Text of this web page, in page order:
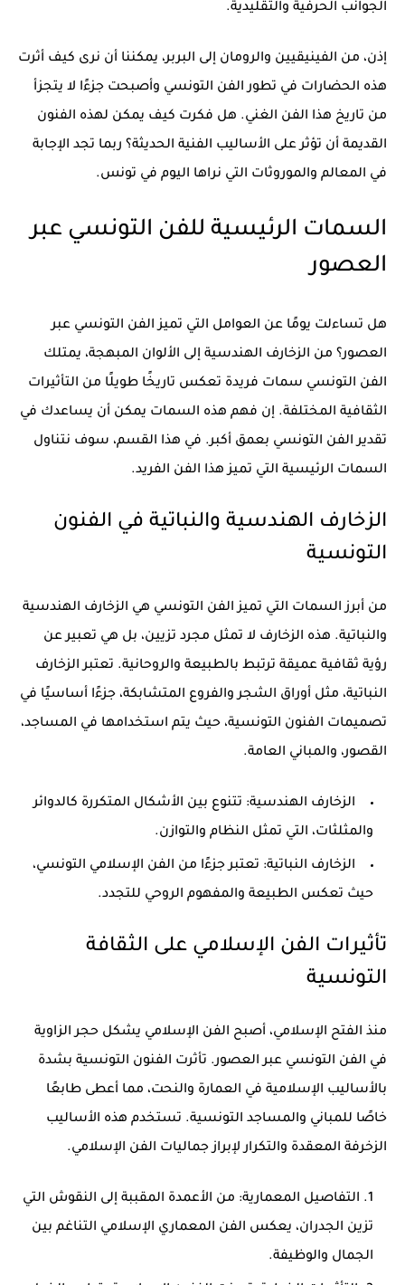
الجوانب الحرفية والتقليدية.
إذن، من الفينيقيين والرومان إلى البربر، يمكننا أن نرى كيف أثرت
هذه الحضارات في تطورالفن التونسي وأصبحت جزءًا لا يتجزأ
من تاريخ هذا الفن الغني. هل فكرت كيف يمكن لهذه الفنون
القديمة أن تؤثر على الأساليب الفنية الحديثة؟ ربما تجد الإجابة
في المعالم والموروثات التي نراها اليوم في تونس.
السمات الرئيسية للفن التونسي عبر
العصور
هل تساءلت يومًا عن العوامل التي تميزالفن التونسي عبر
العصور؟ من الزخارف الهندسية إلى الألوان المبهجة، يمتلك
الفن التونسي سمات فريدة تعكس تاريخًا طويلًا من التأثيرات
الثقافية المختلفة. إن فهم هذه السمات يمكن أن يساعدك في
تقدير الفن التونسي بعمق أكبر. في هذا القسم، سوف نتناول
السمات الرئيسية التي تميز هذا الفن الفريد.
الزخارف الهندسية والنباتية في الفنون
التونسية
من أبرز السمات التي تميزالفن التونسي هي الزخارف الهندسية
والنباتية. هذه الزخارف لا تمثل مجرد تزيين، بل هي تعبير عن
رؤية ثقافية عميقة ترتبط بالطبيعة والروحانية. تعتبر الزخارف
النباتية، مثل أوراق الشجر والفروع المتشابكة، جزءًا أساسيًا في
تصميمات الفنون التونسية، حيث يتم استخدامها في المساجد،
القصور، والمباني العامة.
الزخارف الهندسية: تتنوع بين الأشكال المتكررة كالدوائر
والمثلثات، التي تمثل النظام والتوازن.
الزخارف النباتية: تعتبر جزءًا من الفن الإسلامي التونسي،
حيث تعكس الطبيعة والمفهوم الروحي للتجدد.
تأثيرات الفن الإسلامي على الثقافة
التونسية
منذ الفتح الإسلامي، أصبح الفن الإسلامي يشكل حجر الزاوية
في الفن التونسي عبر العصور. تأثرت الفنون التونسية بشدة
بالأساليب الإسلامية في العمارة والنحت، مما أعطى طابعًا
خاصًا للمباني والمساجد التونسية. تستخدم هذه الأساليب
الزخرفة المعقدة والتكرار لإبراز جماليات الفن الإسلامي.
التفاصيل المعمارية: من الأعمدة المقببة إلى النقوش التي
تزين الجدران، يعكس الفن المعماري الإسلامي التناغم بين
الجمال والوظيفة.